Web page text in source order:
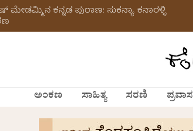
ಮೇಡಮ್ಮಿನ ಕನ್ನಡ ಪುರಾಣ: ಸುಕನ್ಯಾ ಕನಾರಳ್ಳಿ
ಅಂಕಣ ಸಾಹಿತ್ಯ ಸರಣಿ ಪ್ರವಾಸ